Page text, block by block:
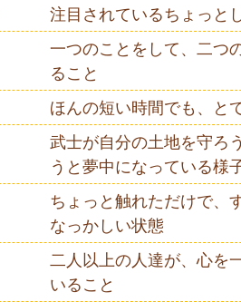
注目されているちょっと
一つのことをして、二つ
ること
ほんの短い時間でも、と
武士が自分の土地を守ろ
うと夢中になっている様
ちょっと触れただけで、
なっかしい状態
二人以上の人達が、心を
いること